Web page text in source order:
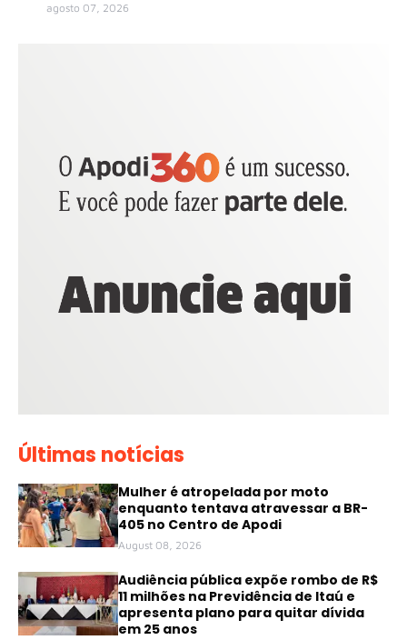
agosto 07, 2026
Últimas notícias
Mulher é atropelada por moto
enquanto tentava atravessar a BR-
405 no Centro de Apodi
August 08, 2026
Audiência pública expõe rombo de R$
11 milhões na Previdência de Itaú e
apresenta plano para quitar dívida
em 25 anos